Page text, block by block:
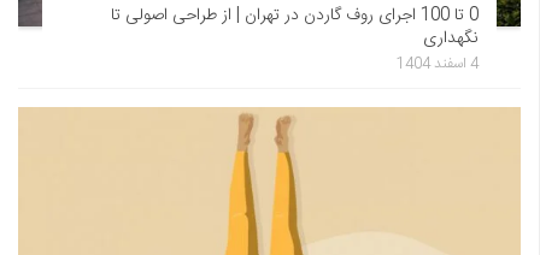
0 تا 100 اجرای روف گاردن در تهران | از طراحی اصولی تا
نگهداری
4 اسفند 1404